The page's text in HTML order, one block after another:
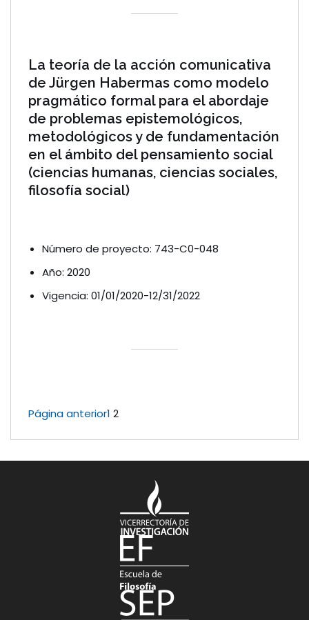
La teoría de la acción comunicativa
de Jürgen Habermas como modelo
pragmático formal para el abordaje
de problemas epistemológicos,
metodológicos y de fundamentación
en el ámbito del pensamiento social
(ciencias humanas, ciencias sociales,
filosofía social)
Número de proyecto: 743-C0-048
Año: 2020
Vigencia: 01/01/2020-12/31/2022
Página anterior1 2